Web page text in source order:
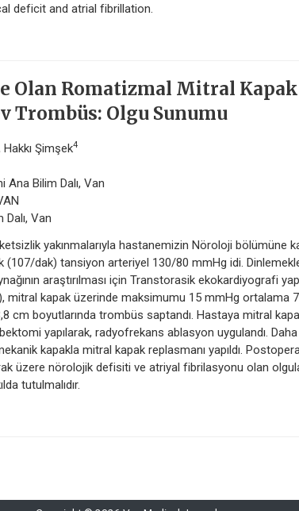
deficit and atrial fibrillation.
Olan Romatizmal Mitral Kapak
Trombüs: Olgu Sunumu
Hakkı Şimşek4
Ana Bilim Dalı, Van
Van
yakınmalarıyla hastanemizin Nöroloji bölümüne
(107/dak) tansiyon arteriyel 130/80 mmHg idi.
araştırılması için Transtorasik ekokardiyografi
mitral kapak üzerinde maksimumu 15 mmHg ortalama 7
cm boyutlarında trombüs saptandı. Hastaya mitral
yapılarak, radyofrekans ablasyon uygulandı.
kapakla mitral kapak replasmanı yapıldı.
üzere nörolojik defisiti ve atriyal fibrilasyonu olan
tutulmalıdır.